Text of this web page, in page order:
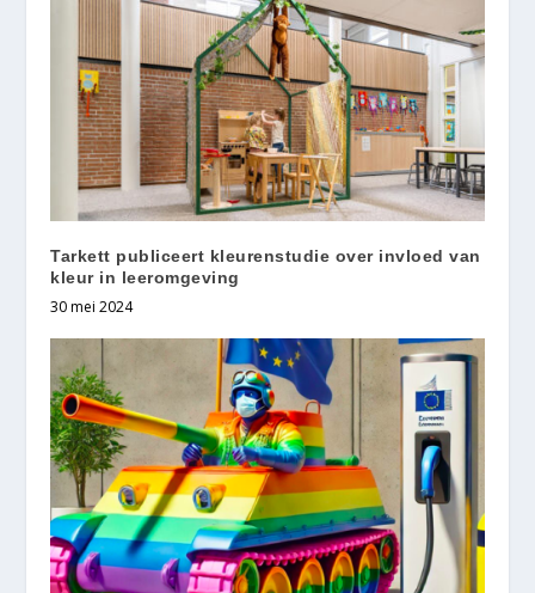
Tarkett publiceert kleurenstudie over invloed van
kleur in leeromgeving
30 mei 2024